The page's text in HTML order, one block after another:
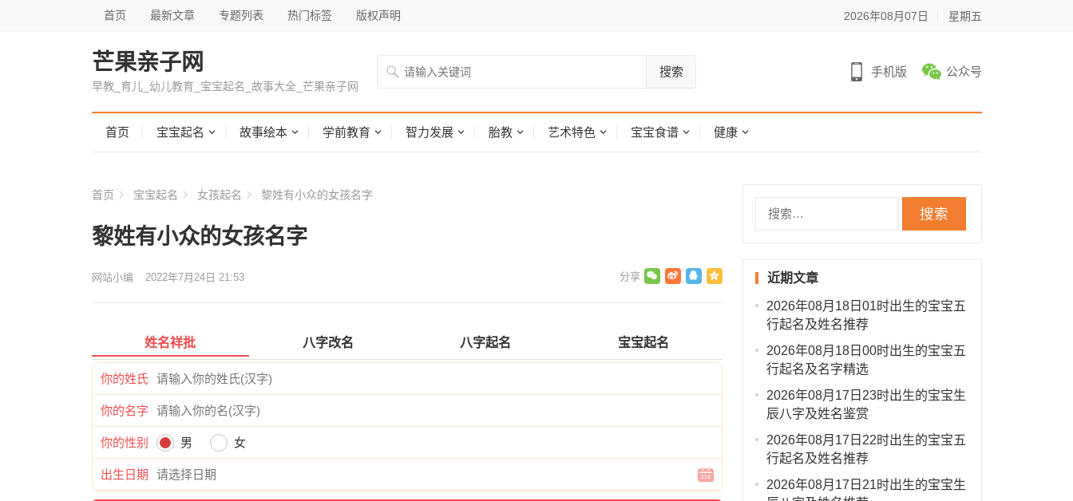
首页 最新文章 专题列表 热门标签 版权声明 2026年08月07日 星期五
芒果亲子网
早教_育儿_幼儿教育_宝宝起名_故事大全_芒果亲子网
搜索 手机版 公众号
首页 宝宝起名 故事绘本 学前教育 智力发展 胎教 艺术特色 宝宝食谱 健康
首页 宝宝起名 女孩起名 黎姓有小众的女孩名字
黎姓有小众的女孩名字
网站小编 2022年7月24日 21:53
姓名祥批 八字改名 八字起名 宝宝起名
你的姓氏
你的名字
你的性别 男 女
出生日期
近期文章
2026年08月18日01时出生的宝宝五
行起名及姓名推荐
2026年08月18日00时出生的宝宝五
行起名及名字精选
2026年08月17日23时出生的宝宝生
辰八字及姓名鉴赏
2026年08月17日22时出生的宝宝五
行起名及姓名推荐
2026年08月17日21时出生的宝宝生